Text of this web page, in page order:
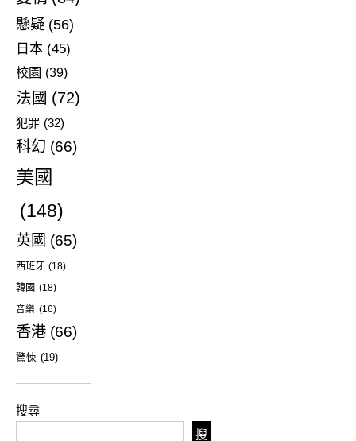
懸疑 (56)
日本 (45)
校園 (39)
法國 (72)
犯罪 (32)
科幻 (66)
美國
(148)
英國 (65)
西班牙 (18)
韓國 (18)
音樂 (16)
香港 (66)
驚悚 (19)
搜尋
搜